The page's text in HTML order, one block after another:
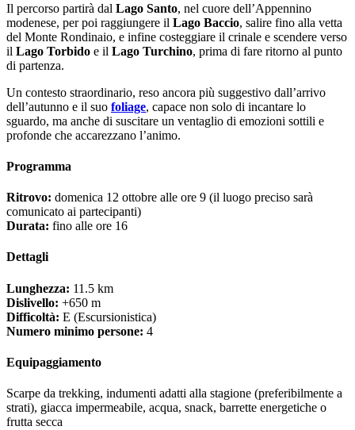
Il percorso partirà dal Lago Santo, nel cuore dell’Appennino
modenese, per poi raggiungere il Lago Baccio, salire fino alla vetta
del Monte Rondinaio, e infine costeggiare il crinale e scendere verso
il Lago Torbido e il Lago Turchino, prima di fare ritorno al punto
di partenza.
Un contesto straordinario, reso ancora più suggestivo dall’arrivo
dell’autunno e il suo foliage, capace non solo di incantare lo
sguardo, ma anche di suscitare un ventaglio di emozioni sottili e
profonde che accarezzano l’animo.
Programma
Ritrovo: domenica 12 ottobre alle ore 9 (il luogo preciso sarà
comunicato ai partecipanti)
Durata: fino alle ore 16
Dettagli
Lunghezza: 11.5 km
Dislivello: +650 m
Difficoltà: E (Escursionistica)
Numero minimo persone: 4
Equipaggiamento
Scarpe da trekking, indumenti adatti alla stagione (preferibilmente a
strati), giacca impermeabile, acqua, snack, barrette energetiche o
frutta secca